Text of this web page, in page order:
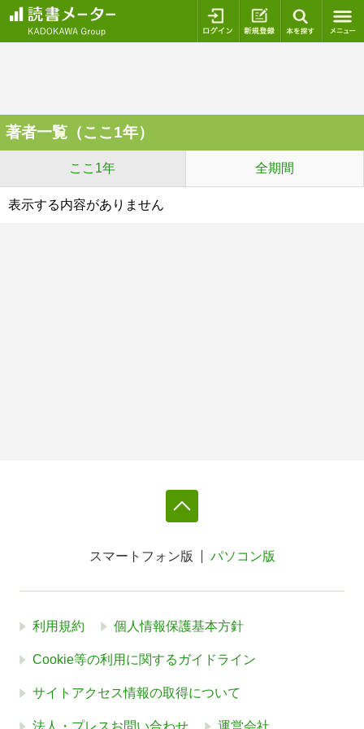
ログイン 新規登録
著者一覧（ここ1年）
ここ1年 全期間
表示する内容がありません
スマートフォン版 パソコン版
利用規約 個人情報保護基本方針
Cookie等の利用に関するガイドライン
サイトアクセス情報の取得について
法人・プレスお問い合わせ 運営会社